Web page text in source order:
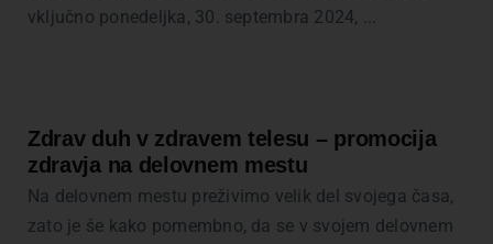
vključno ponedeljka, 30. septembra 2024, ...
Zdrav duh v zdravem telesu – promocija
zdravja na delovnem mestu
Na delovnem mestu preživimo velik del svojega časa,
zato je še kako pomembno, da se v svojem delovnem